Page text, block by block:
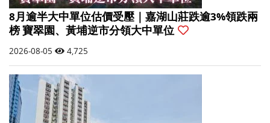
8月逾半大中單位估價受壓｜嘉湖山莊跌逾3%領跌兩
榜 寶翠園、黃埔逆市分領大中單位
2026-08-05 4,725